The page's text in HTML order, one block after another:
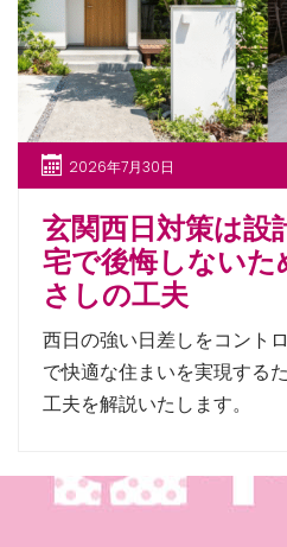
2026年7月30日
玄関西日対策は設
宅で後悔しない
さしの工夫
西日の強い日差しをコント
で快適な住まいを実現する
工夫を解説いたします。